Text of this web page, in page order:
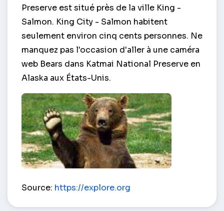
Preserve est situé près de la ville King -
Salmon. King City - Salmon habitent
seulement environ cinq cents personnes. Ne
manquez pas l'occasion d'aller à une caméra
web Bears dans Katmai National Preserve en
Alaska aux États-Unis.
Source: https://explore.org